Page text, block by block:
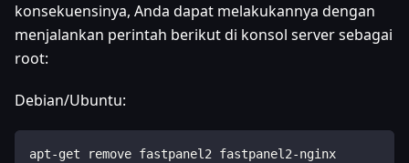
konsekuensinya, Anda dapat melakukannya dengan
menjalankan perintah berikut di konsol server sebagai
root:
Debian/Ubuntu:
apt-get remove fastpanel2 fastpanel2-nginx